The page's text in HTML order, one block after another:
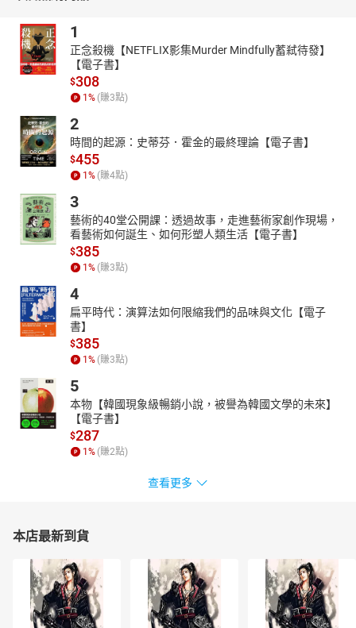
1
正念殺機【NETFLIX影集Murder Mindfully蓄弒待發】
【電子書】
$308
1 % (賺3點)
2
時間的起源：史蒂芬．霍金的最終理論【電子書】
$455
1 % (賺4點)
3
藝術的40堂公開課：透過故事，走進藝術家創作現場，
看藝術如何誕生、如何形塑人類生活【電子書】
$385
1 % (賺3點)
4
扁平時代：演算法如何限縮我們的品味與文化【電子
書】
$385
1 % (賺3點)
5
本物【韓國現象級暢銷小說，被譽為韓國文學的未來】
【電子書】
$287
1 % (賺2點)
查看更多
本店最新到貨